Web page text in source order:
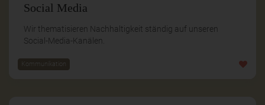
Social Media
Wir thematisieren Nachhaltigkeit ständig auf unseren
Social-Media-Kanälen.
Kommunikation